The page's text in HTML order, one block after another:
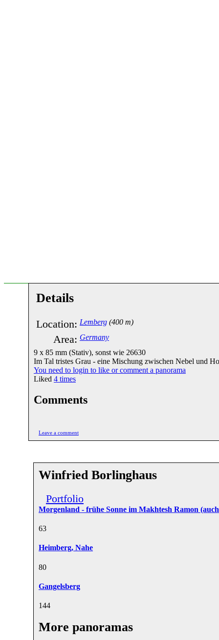
Details
Location: Lemberg (400 m)
Area: Germany
9 x 85 mm (Stativ), sonst wie 26630
Im Tal tristes Grau - eine Mischung zwischen Nebel und
You need to login to like or comment a panorama
Liked 4 times
Comments
Leave a comment
Winfried Borlinghaus
Portfolio
Morgenland - frühe Sonne im Makhtesh Ramon
63
Heimberg, Nahe
80
Gangelsberg
144
More panoramas